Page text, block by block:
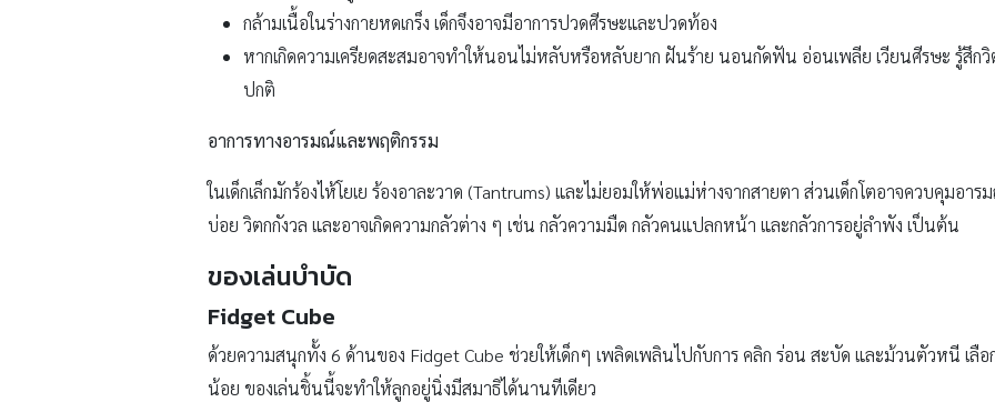
กล้ามเนื้อในร่างกายหดเกร็ง เด็กจึงอาจมีอาการปวดศีรษะและปวดท้อง
หากเกิดความเครียดสะสมอาจทำให้นอนไม่หลับหรือหลับยาก ฝันร้าย นอนกัดฟัน อ่อนเพลีย เวียนศีรษะ รู้สึก
ปกติ
อาการทางอารมณ์และพฤติกรรม
ในเด็กเล็กมักร้องไห้โยเย ร้องอาละวาด (Tantrums) และไม่ยอมให้พ่อแม่ห่างจากสายตา ส่วนเด็กโตอาจควบคุมอาร
บ่อย วิตกกังวล และอาจเกิดความกลัวต่าง ๆ เช่น กลัวความมืด กลัวคนแปลกหน้า และกลัวการอยู่ลำพัง เป็นต้น
ของเล่นบำบัด
Fidget Cube
ด้วยความสนุกทั้ง 6 ด้านของ Fidget Cube ช่วยให้เด็กๆ เพลิดเพลินไปกับการ คลิก ร่อน สะบัด และม้วนตัวหนี เลื
น้อย ของเล่นชิ้นนี้จะทำให้ลูกอยู่นิ่งมีสมาธิได้นานทีเดียว